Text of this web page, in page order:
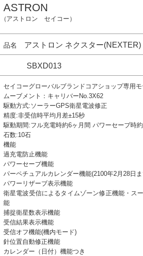
ASTRON
（アストロン セイコー）
品名 アストロン ネクスター(NEXTER)
SBXD013
セイコーグローバルブランドコアショップ専用
ムーブメント：キャリバーNo.3X62
駆動方式:ソーラーGPS衛星電波修正
精度:非受信時平均月差±15秒
駆動期間:フル充電時約6ヶ月間 パワーセーブ時
石数:10石
機能
過充電防止機能
パワーセーブ機能
パーペチュアルカレンダー機能(2100年2月28日
パワーリザーブ表示機能
衛星電波受信によるタイムゾーン修正機能・ス
能
捕捉衛星数表示機能
受信結果表示機能
受信オフ機能(機内モード)
針位置自動修正機能
カレンダー（日付）機能つき